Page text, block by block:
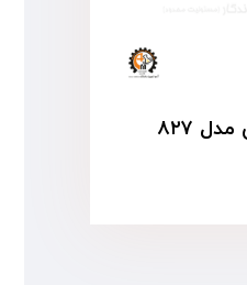
pH متر رومیزی مدل ۸۲۷